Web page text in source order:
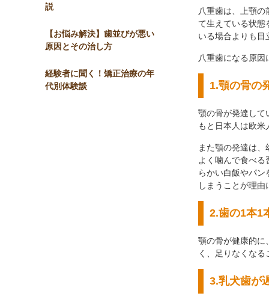
八重歯は、上顎
て生えている状態
いる場合よりも目
八重歯になる原
1.顎の骨の
顎の骨が発達して
もと日本人は欧
また顎の発達は
よく噛んで食べ
らかい白飯やパ
しまうことが理
2.歯の1本1
顎の骨が健康的に
く、足りなくな
3.乳犬歯が
説
【お悩み解決】歯並びが悪い
原因とその治し方
経験者に聞く！矯正治療の年
代別体験談